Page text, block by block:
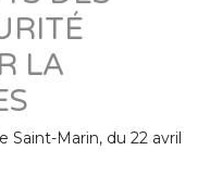
LA
Marin, du 22 avril